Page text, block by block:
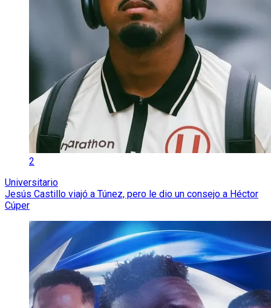
2
Universitario
Jesús Castillo viajó a Túnez, pero le dio un consejo a Héctor
Cúper